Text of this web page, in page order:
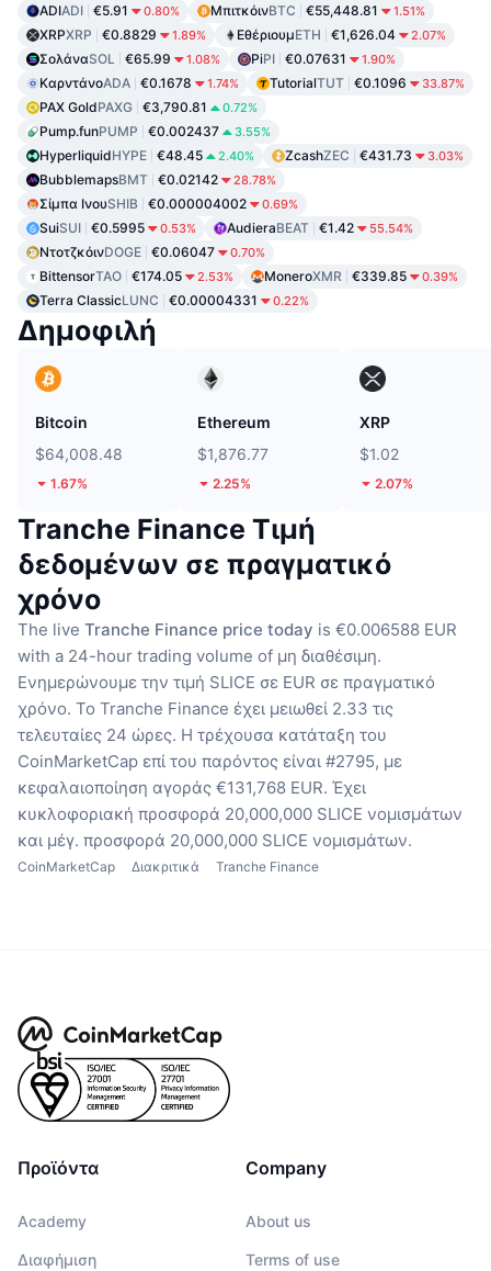
ADIADI €5.91 0.80% ΜπιτκόινBTC €55,448.81 1.51%
XRPXRP €0.8829 1.89% ΕθέριουμETH €1,626.04 2.07%
ΣολάναSOL €65.99 1.08% PiPI €0.07631 1.90%
ΚαρντάνοADA €0.1678 1.74% TutorialTUT €0.1096 33.87%
PAX GoldPAXG €3,790.81 0.72%
Pump.funPUMP €0.002437 3.55%
HyperliquidHYPE €48.45 2.40% ZcashZEC €431.73 3.03%
BubblemapsBMT €0.02142 28.78%
Σίμπα ΙνουSHIB €0.000004002 0.69%
SuiSUI €0.5995 0.53% AudieraBEAT €1.42 55.54%
ΝτοτζκόινDOGE €0.06047 0.70%
BittensorTAO €174.05 2.53% MoneroXMR €339.85 0.39%
Terra ClassicLUNC €0.00004331 0.22%
Δημοφιλή
Bitcoin
$64,008.48
1.67%
Ethereum
$1,876.77
2.25%
XRP
$1.02
2.07%
Tranche Finance Τιμή
δεδομένων σε πραγματικό
χρόνο
The live Tranche Finance price today is €0.006588 EUR
with a 24-hour trading volume of μη διαθέσιμη.
Ενημερώνουμε την τιμή SLICE σε EUR σε πραγματικό
χρόνο. Το Tranche Finance έχει μειωθεί 2.33 τις
τελευταίες 24 ώρες. Η τρέχουσα κατάταξη του
CoinMarketCap επί του παρόντος είναι #2795, με
κεφαλαιοποίηση αγοράς €131,768 EUR. Έχει
κυκλοφοριακή προσφορά 20,000,000 SLICE νομισμάτων
και μέγ. προσφορά 20,000,000 SLICE νομισμάτων.
CoinMarketCap Διακριτικά Tranche Finance
Προϊόντα
Academy
Διαφήμιση
Company
About us
Terms of use